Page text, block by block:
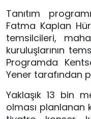
Tanıtım
Fatma Kaplan
temsilcileri,
kuruluşlarının
Programda
Yener tarafından
Yaklaşık 13 bin
olması planlanan